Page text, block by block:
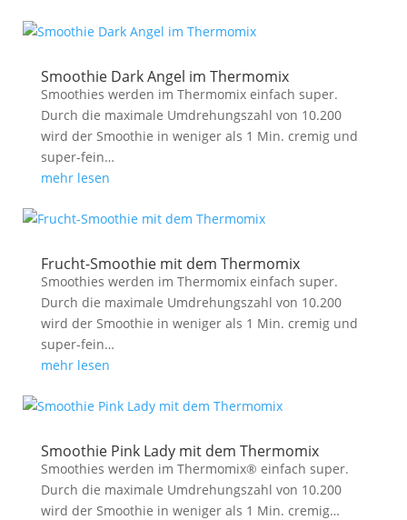
Smoothie Dark Angel im Thermomix
Smoothies werden im Thermomix einfach super.
Durch die maximale Umdrehungszahl von 10.200
wird der Smoothie in weniger als 1 Min. cremig und
super-fein…
mehr lesen
Frucht-Smoothie mit dem Thermomix
Smoothies werden im Thermomix einfach super.
Durch die maximale Umdrehungszahl von 10.200
wird der Smoothie in weniger als 1 Min. cremig und
super-fein…
mehr lesen
Smoothie Pink Lady mit dem Thermomix
Smoothies werden im Thermomix® einfach super.
Durch die maximale Umdrehungszahl von 10.200
wird der Smoothie in weniger als 1 Min. cremig…